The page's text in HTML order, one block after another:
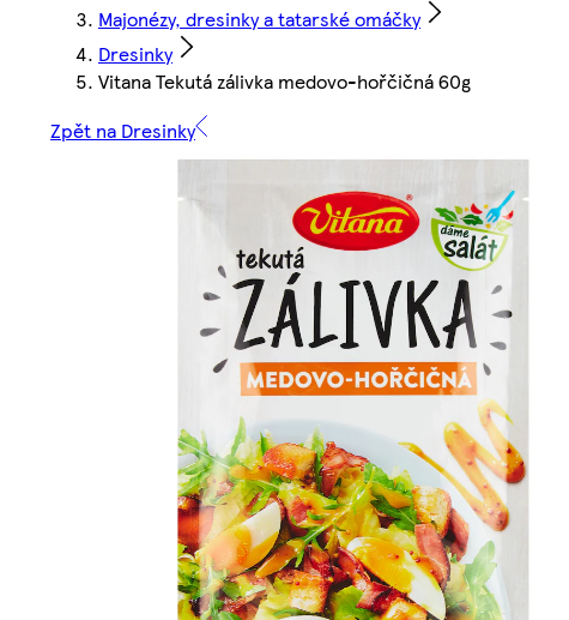
Majonézy, dresinky a tatarské omáčky
Dresinky
Vitana Tekutá zálivka medovo-hořčičná 60g
Zpět na Dresinky